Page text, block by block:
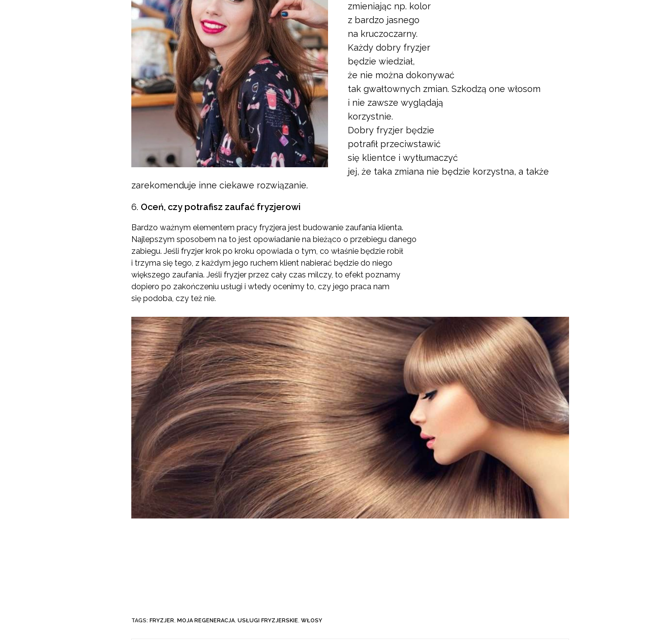
zmieniając np. kolor
z bardzo jasnego
na kruczoczarny.
Każdy dobry fryzjer
będzie wiedział,
że nie można dokonywać
tak gwałtownych zmian. Szkodzą one włosom
i nie zawsze wyglądają
korzystnie.
Dobry fryzjer będzie
potrafił przeciwstawić
się klientce i wytłumaczyć
jej, że taka zmiana nie będzie korzystna, a także
zarekomenduje inne ciekawe rozwiązanie.
Oceń, czy potrafisz zaufać fryzjerowi
Bardzo ważnym elementem pracy fryzjera jest budowanie zaufania klienta.
Najlepszym sposobem na to jest opowiadanie na bieżąco o przebiegu danego
zabiegu. Jeśli fryzjer krok po kroku opowiada o tym, co właśnie będzie robił
i trzyma się tego, z każdym jego ruchem klient nabierać będzie do niego
większego zaufania. Jeśli fryzjer przez cały czas milczy, to efekt poznamy
dopiero po zakończeniu usługi i wtedy ocenimy to, czy jego praca nam
się podoba, czy też nie.
TAGS: FRYZJER, MOJA REGENERACJA, USŁUGI FRYZJERSKIE, WŁOSY